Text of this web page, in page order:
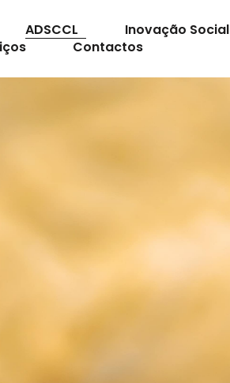
ADSCCL Inovação Social
Contactos